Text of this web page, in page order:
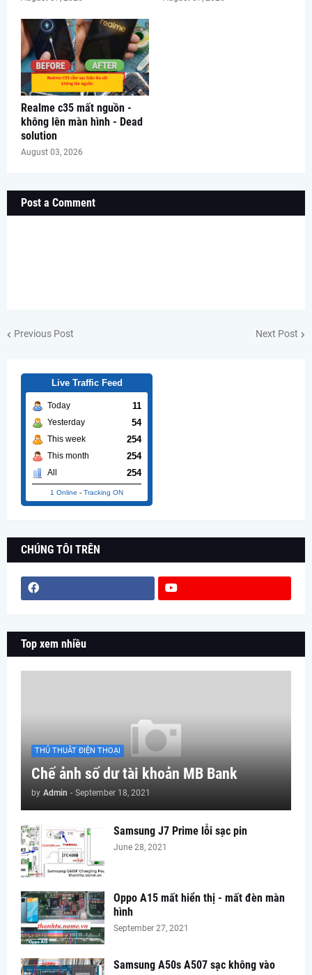
Realme c35 mất nguồn -
không lên màn hình - Dead
solution
August 03, 2026
Post a Comment
Previous Post Next Post
Live Traffic Feed
Today 11
Yesterday 54
This week 254
This month 254
All 254
1 Online - Tracking ON
CHÚNG TÔI TRÊN
Top xem nhiều
THỦ THUÂT ĐIỆN THOẠI
Chế ảnh số dư tài khoản MB Bank
by Admin - September 18, 2021
Samsung J7 Prime lỗi sạc pin
June 28, 2021
Oppo A15 mất hiển thị - mất đèn màn
hình
September 27, 2021
Samsung A50s A507 sạc không vào